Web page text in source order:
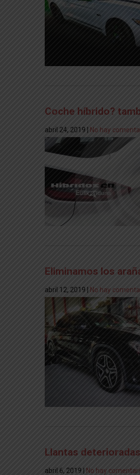
Coche híbrido?
abril 24, 2019 No hay
Eliminamos los
abril 12, 2019 No hay
Llantas
abril 6, 2019 No hay